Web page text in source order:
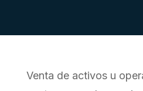
Venta de activos u